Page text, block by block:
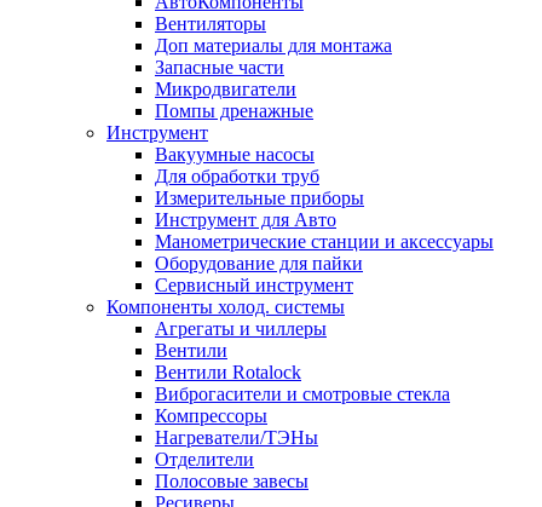
Вентиляторы
Доп материалы для монтажа
Запасные части
Микродвигатели
Помпы дренажные
Инструмент
Вакуумные насосы
Для обработки труб
Измерительные приборы
Инструмент для Авто
Манометрические станции и аксессуары
Оборудование для пайки
Сервисный инструмент
Компоненты холод. системы
Агрегаты и чиллеры
Вентили
Вентили Rotalock
Виброгасители и смотровые стекла
Компрессоры
Нагреватели/ТЭНы
Отделители
Полосовые завесы
Ресиверы